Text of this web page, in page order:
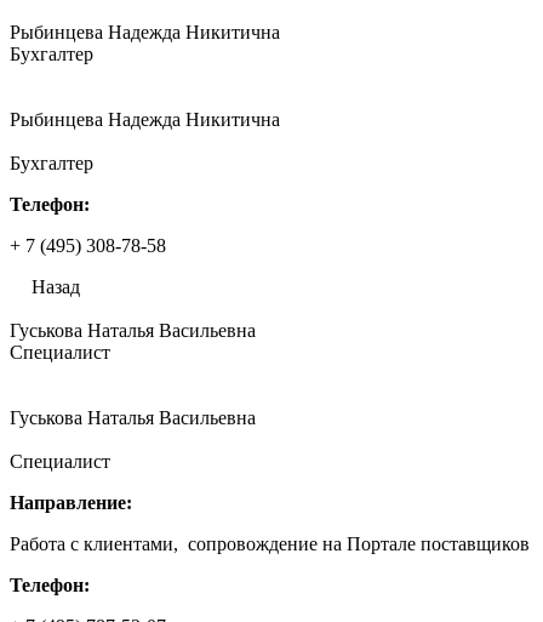
Рыбинцева Надежда Никитична
Бухгалтер
Рыбинцева Надежда Никитична
Бухгалтер
Телефон:
+ 7 (495) 308-78-58
Назад
Гуськова Наталья Васильевна
Специалист
Гуськова Наталья Васильевна
Специалист
Направление:
Работа с клиентами, сопровождение на Портале поставщиков
Телефон: